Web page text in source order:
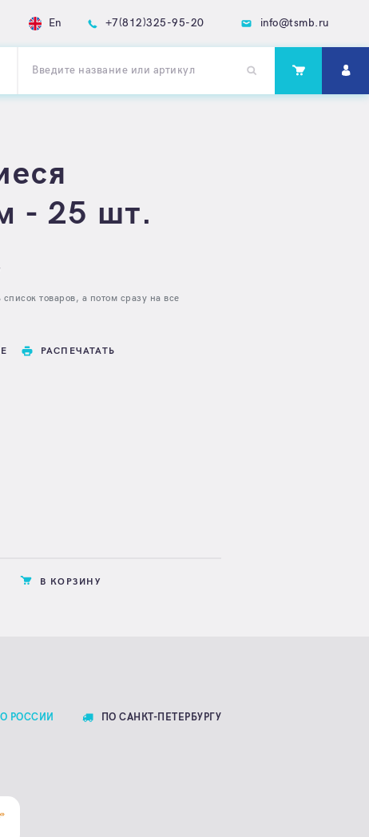
En +7(812)325-95-20 info@tsmb.ru
- 25 шт.
товаров, а потом сразу на все
РАСПЕЧАТАТЬ
В КОРЗИНУ
РОССИИ ПО САНКТ-ПЕТЕРБУРГУ